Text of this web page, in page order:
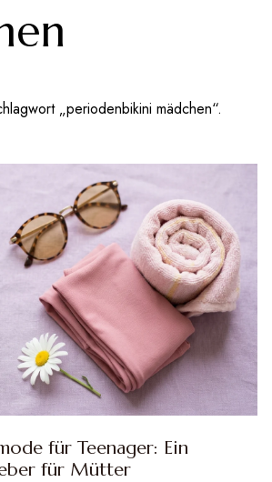
„periodenbikini mädchen“.
für Teenager: Ein
für Mütter